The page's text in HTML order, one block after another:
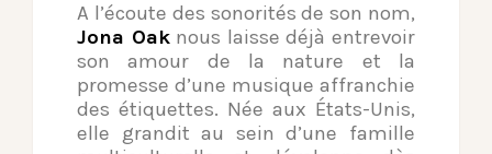
A l’écoute des sonorités de son nom,
Jona Oaknous laisse déjà entrevoir
son amour de la nature et la
promesse d’une musique affranchie
des étiquettes. Née aux États-Unis,
elle grandit au sein d’une famille